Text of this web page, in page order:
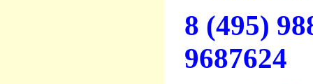
8 (495)
9687624